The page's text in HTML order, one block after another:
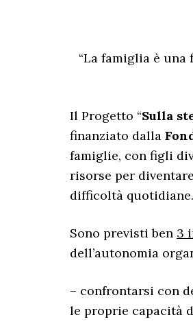
“La famiglia è
Il Progetto “Sulla
finanziato dalla
famiglie, con figli
risorse per
difficoltà quotidiane.
Sono previsti ben 3
dell’autonomia
– confrontarsi con
le proprie capacità